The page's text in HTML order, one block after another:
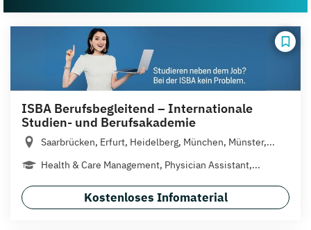
ISBA Berufsbegleitend – Internationale
Studien- und Berufsakademie
Saarbrücken, Erfurt, Heidelberg, München, Münster,...
Health & Care Management, Physician Assistant,...
Kostenloses Infomaterial